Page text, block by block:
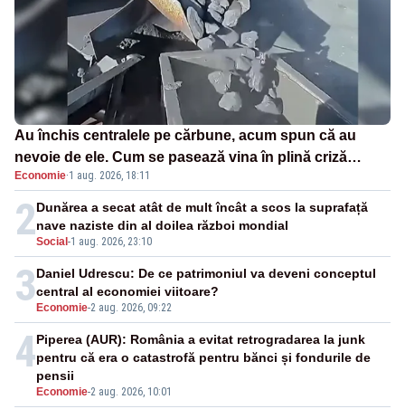
Au închis centralele pe cărbune, acum spun că au
nevoie de ele. Cum se pasează vina în plină criză
energetică
Economie·1 aug. 2026, 18:11
2Social -1 aug. 2026, 23:10
Dunărea a secat atât de mult încât a scos la suprafață
nave naziste din al doilea război mondial
3 Economie-2 aug. 2026, 09:22
Daniel Udrescu: De ce patrimoniul va deveni conceptul
central al economiei viitoare?
4
Economie-2 aug. 2026, 10:01
Piperea (AUR): România a evitat retrogradarea la junk
pentru că era o catastrofă pentru bănci și fondurile de
pensii